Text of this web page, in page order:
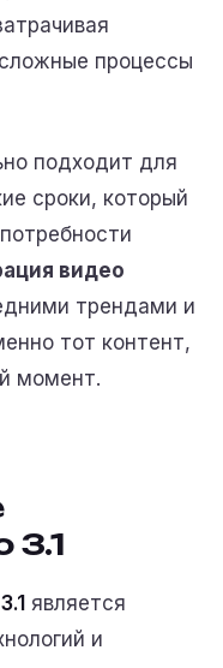
процессы
подходит для
сроки, который
видео
трендами и
тот контент,
момент.
3.1
является
и